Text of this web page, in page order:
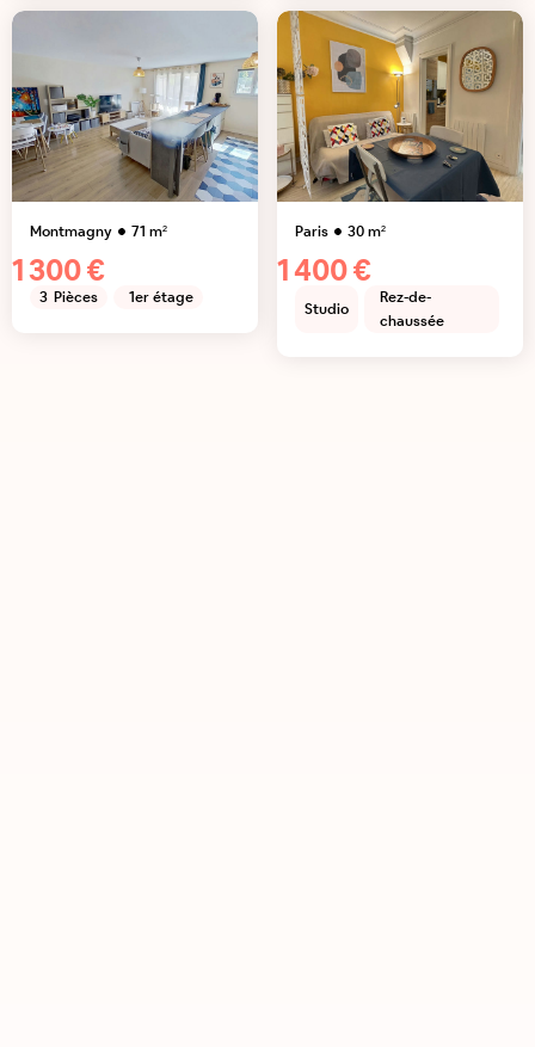
Montmagny 71 m²
1 300 €
3 Pièces 1er étage
Paris 30m²
1 400 €
Studio
Rez-de-
chaussée